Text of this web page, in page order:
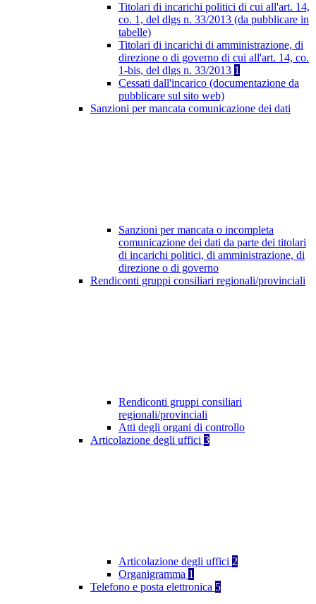
Titolari di incarichi politici di cui all'art. 14,
co. 1, del dlgs n. 33/2013 (da pubblicare in
tabelle)
Titolari di incarichi di amministrazione, di
direzione o di governo di cui all'art. 14, co.
1-bis, del dlgs n. 33/2013 1
Cessati dall'incarico (documentazione da
pubblicare sul sito web)
Sanzioni per mancata comunicazione dei dati
Sanzioni per mancata o incompleta
comunicazione dei dati da parte dei titolari
di incarichi politici, di amministrazione, di
direzione o di governo
Rendiconti gruppi consiliari regionali/provinciali
Rendiconti gruppi consiliari
regionali/provinciali
Atti degli organi di controllo
Articolazione degli uffici 3
Articolazione degli uffici 2
Organigramma 1
Telefono e posta elettronica 5